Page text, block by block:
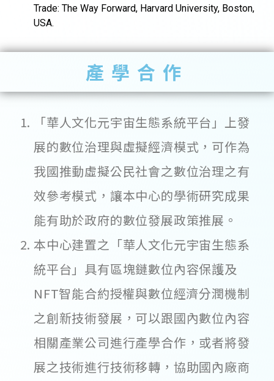
Trade: The Way Forward, Harvard University, Boston,
USA.
產學合作
「華人文化元宇宙生態系統平台」上發
展的數位治理與虛擬經濟模式，可作為
我國推動虛擬公民社會之數位治理之有
效參考模式，讓本中心的學術研究成果
能有助於政府的數位發展政策推展。
本中心建置之「華人文化元宇宙生態系
統平台」具有區塊鏈數位內容保護及
NFT智能合約授權與數位經濟分潤機制
之創新技術發展，可以跟國內數位內容
相關產業公司進行產學合作，或者將發
展之技術進行技術移轉，協助國內廠商